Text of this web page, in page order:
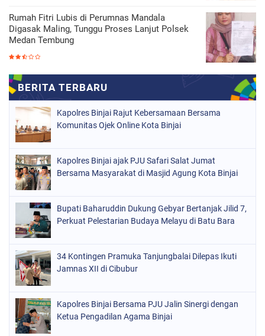
Rumah Fitri Lubis di Perumnas Mandala
Digasak Maling, Tunggu Proses Lanjut Polsek
Medan Tembung
Kapolres Binjai Rajut Kebersamaan Bersama
Komunitas Ojek Online Kota Binjai
Kapolres Binjai ajak PJU Safari Salat Jumat
Bersama Masyarakat di Masjid Agung Kota Binjai
Bupati Baharuddin Dukung Gebyar Bertanjak Jilid 7,
Perkuat Pelestarian Budaya Melayu di Batu Bara
34 Kontingen Pramuka Tanjungbalai Dilepas Ikuti
Jamnas XII di Cibubur
Kapolres Binjai Bersama PJU Jalin Sinergi dengan
Ketua Pengadilan Agama Binjai